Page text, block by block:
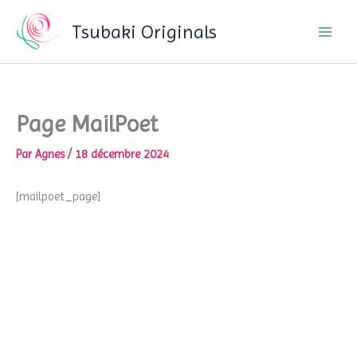
contenu
Tsubaki Originals
Page MailPoet
Par Agnes/ 18 décembre 2024
[mailpoet_page]